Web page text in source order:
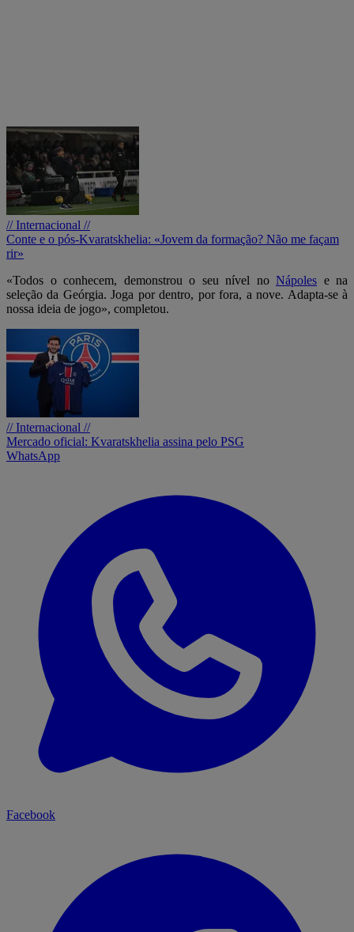
// Internacional //
Conte e o pós-Kvaratskhelia: «Jovem da formação? Não me façam
rir»
«Todos o conhecem, demonstrou o seu nível no Nápoles e na
seleção da Geórgia. Joga por dentro, por fora, a nove. Adapta-se à
nossa ideia de jogo», completou.
// Internacional //
Mercado oficial: Kvaratskhelia assina pelo PSG
WhatsApp
Facebook